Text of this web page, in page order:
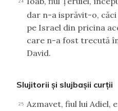
dar n-a isprăvit-o, căci
pe Israel din pricina
care n-a fost trecută
David.
Slujitorii şi slujbaşii curţii
25 Azmavet, fiul lui Adiel,